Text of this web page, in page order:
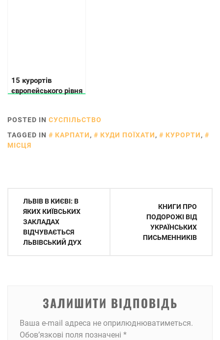
15 курортів
європейського рівня
POSTED IN СУСПІЛЬСТВО
TAGGED IN
КАРПАТИ, КУДИ ПОЇХАТИ, КУРОРТИ,
МІСЦЯ
Навігація
записів
ЛЬВІВ В КИЄВІ: В
ЯКИХ КИЇВСЬКИХ
ЗАКЛАДАХ
ВІДЧУВАЄТЬСЯ
ЛЬВІВСЬКИЙ ДУХ
КНИГИ ПРО
ПОДОРОЖІ ВІД
УКРАЇНСЬКИХ
ПИСЬМЕННИКІВ
ЗАЛИШИТИ ВІДПОВІДЬ
Ваша e-mail адреса не оприлюднюватиметься.
Обов’язкові поля позначені *